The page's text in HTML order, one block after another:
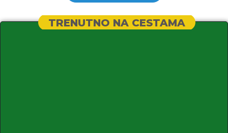
TRENUTNO NA CESTAMA